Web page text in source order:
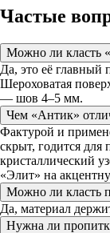
Частые
Можно ли класть
Да, это её главный
Шероховатая
— шов 4–5 мм.
Чем «Антик»
Фактурой и
скрыт, годится
кристаллический
«Элит» на
Можно ли класть
Да, материал
Нужна ли